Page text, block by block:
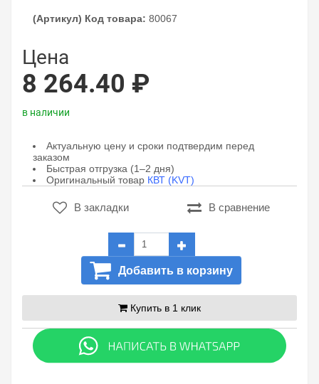
(Артикул) Код товара: 80067
Цена
8 264.40 ₽
в наличии
Актуальную цену и сроки подтвердим перед
заказом
Быстрая отгрузка (1–2 дня)
Оригинальный товар КВТ (KVT)
В закладки В сравнение
Добавить в корзину
Купить в 1 клик